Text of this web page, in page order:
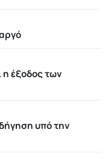
έξοδος των
υπό την